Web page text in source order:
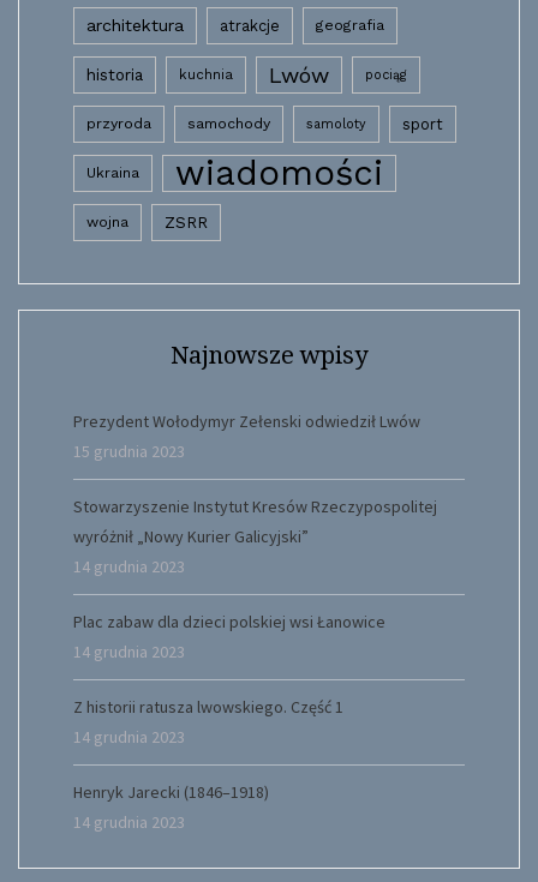
architektura atrakcje geografia
historia kuchnia Lwów pociąg
przyroda samochody samoloty sport
Ukraina wiadomości
wojna ZSRR
Najnowsze wpisy
Prezydent Wołodymyr Zełenski odwiedził Lwów
15 grudnia 2023
Stowarzyszenie Instytut Kresów Rzeczypospolitej
wyróżnił „Nowy Kurier Galicyjski”
14 grudnia 2023
Plac zabaw dla dzieci polskiej wsi Łanowice
14 grudnia 2023
Z historii ratusza lwowskiego. Część 1
14 grudnia 2023
Henryk Jarecki (1846–1918)
14 grudnia 2023